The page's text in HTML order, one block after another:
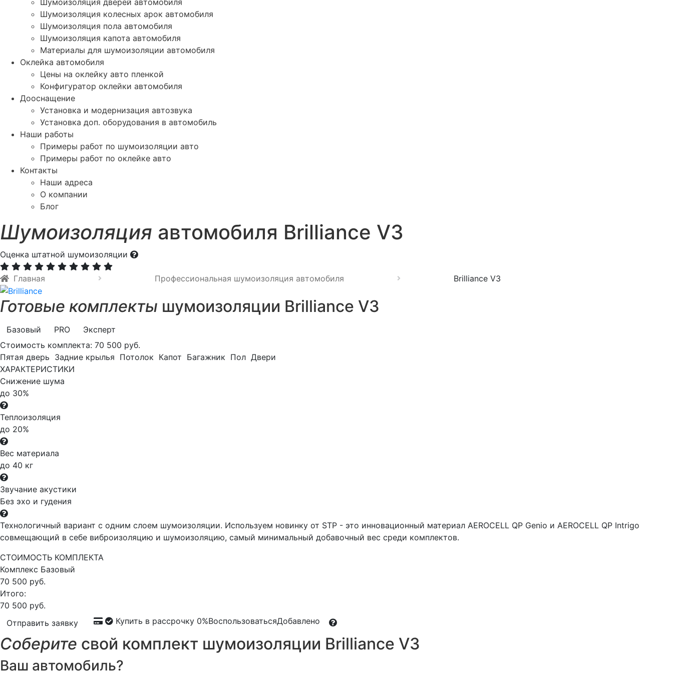
Шумоизоляция колесных арок автомобиля
Шумоизоляция пола автомобиля
Шумоизоляция капота автомобиля
Материалы для шумоизоляции автомобиля
Оклейка автомобиля
Цены на оклейку авто пленкой
Конфигуратор оклейки автомобиля
Дооснащение
Установка и модернизация автозвука
Установка доп. оборудования в автомобиль
Наши работы
Примеры работ по шумоизоляции авто
Примеры работ по оклейке авто
Контакты
Наши адреса
О компании
Блог
Шумоизоляция автомобиля Brilliance V3
Оценка штатной шумоизоляции
Главная Профессиональная шумоизоляция автомобиля Brilliance V3
Готовые комплекты шумоизоляции Brilliance V3
Базовый PRO
Эксперт
Стоимость комплекта: 70 500 руб.
Пятая дверь Задние крылья Потолок Капот Багажник Пол Двери
ХАРАКТЕРИСТИКИ
Снижение шума
до 30%
Теплоизоляция
до 20%
Вес материала
до 40 кг
Звучание акустики
Без эхо и гудения
Технологичный вариант с одним слоем шумоизоляции. Используем новинку от STP - это инновационный материал AEROCELL QP Genio и AEROCELL QP Intrigo
совмещающий в себе виброизоляцию и шумоизоляцию, самый минимальный добавочный вес среди комплектов.
СТОИМОСТЬ КОМПЛЕКТА
Комплекс Базовый
70 500 руб.
Итого:
70 500 руб.
Отправить заявку
Купить в рассрочку 0%ВоспользоватьсяДобавлено
Соберите свой комплект шумоизоляции Brilliance V3
Ваш автомобиль?